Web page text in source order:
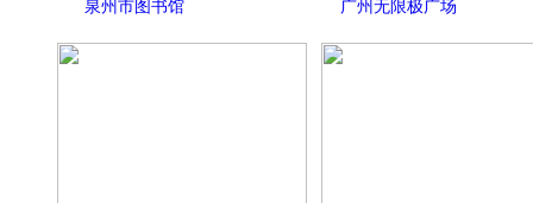
泉州市图书馆 广州无限极广场